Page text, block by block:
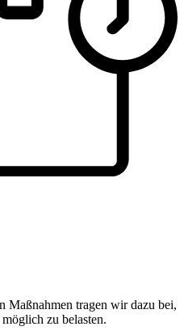
Maßnahmen tragen wir dazu bei,
zu belasten.